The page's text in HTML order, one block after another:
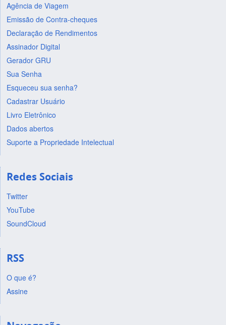
Agência de Viagem
Emissão de Contra-cheques
Declaração de Rendimentos
Assinador Digital
Gerador GRU
Sua Senha
Esqueceu sua senha?
Cadastrar Usuário
Livro Eletrônico
Dados abertos
Suporte a Propriedade Intelectual
Redes Sociais
Twitter
YouTube
SoundCloud
RSS
O que é?
Assine